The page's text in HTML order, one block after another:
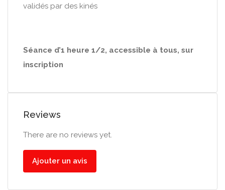
validés par des kinés
Séance d’1 heure 1/2, accessible à tous, sur
inscription
Reviews
There are no reviews yet.
Ajouter un avis